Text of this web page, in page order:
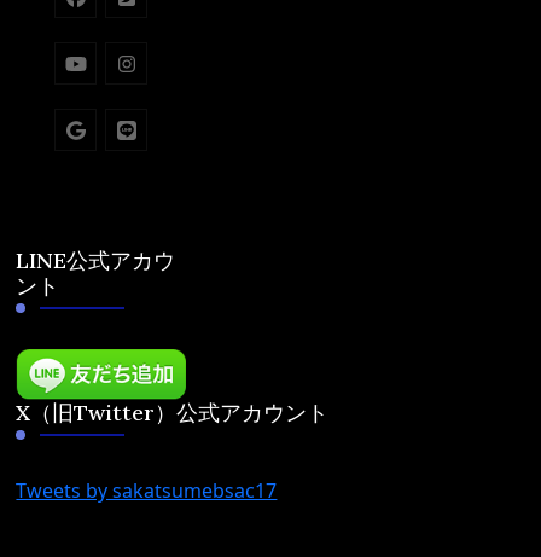
LINE公式アカウ
ント
X（旧Twitter）公式アカウント
Tweets by sakatsumebsac17